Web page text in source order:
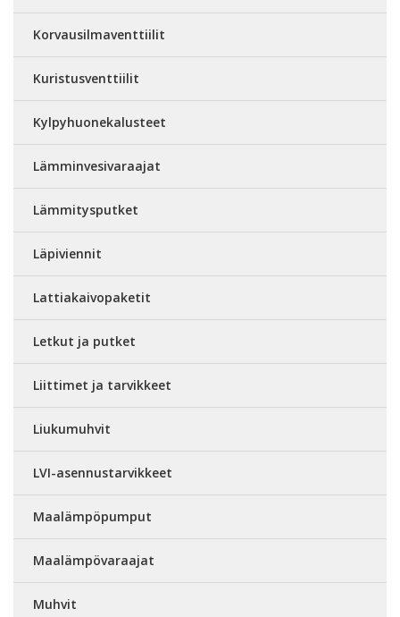
Korvausilmaventtiilit
Kuristusventtiilit
Kylpyhuonekalusteet
Lämminvesivaraajat
Lämmitysputket
Läpiviennit
Lattiakaivopaketit
Letkut ja putket
Liittimet ja tarvikkeet
Liukumuhvit
LVI-asennustarvikkeet
Maalämpöpumput
Maalämpövaraajat
Muhvit